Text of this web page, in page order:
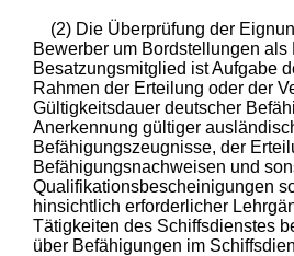
(2) Die Überprüfung der
Bewerber um Bordstellungen
Besatzungsmitglied ist Aufgabe
Rahmen der Erteilung oder der
Gültigkeitsdauer deutscher
Anerkennung gültiger
Befähigungszeugnisse, der
Befähigungsnachweisen und
Qualifikationsbescheinigungen
hinsichtlich erforderlicher
Tätigkeiten des Schiffsdienstes
über Befähigungen im